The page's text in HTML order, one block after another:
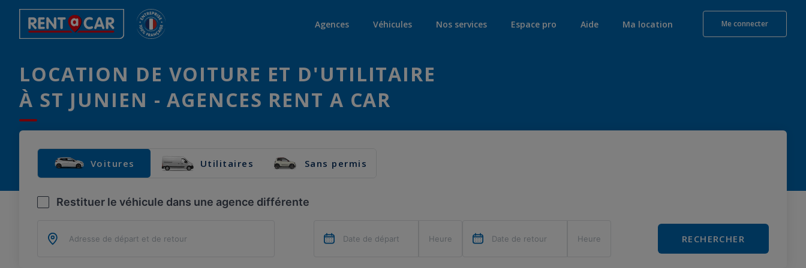
Agences Véhicules Nos services Espace pro Aide Ma location Me connecter
LOCATION DE VOITURE ET D'UTILITAIRE
À ST JUNIEN - AGENCES RENT A CAR
Voitures Utilitaires Sans permis
Restituer le véhicule dans une agence différente
RECHERCHER